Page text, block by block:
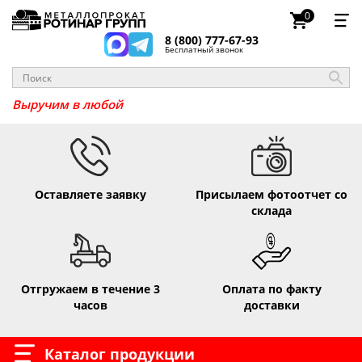
8 (800) 777-67-93
Бесплатный звонок
0
Выручим в люб _
Оставляете заявку
Присылаем фотоотчет со
склада
Отгружаем в течение 3
часов
Оплата по факту
доставки
Каталог продукции